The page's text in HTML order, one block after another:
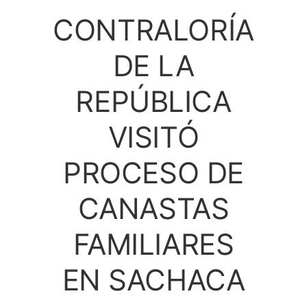
CONTRALORÍA
DE LA
REPÚBLICA
VISITÓ
PROCESO DE
CANASTAS
FAMILIARES
EN SACHACA